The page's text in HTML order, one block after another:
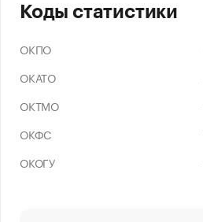
Коды статистики
ОКПО
ОКАТО
ОКТМО
ОКФС
ОКОГУ